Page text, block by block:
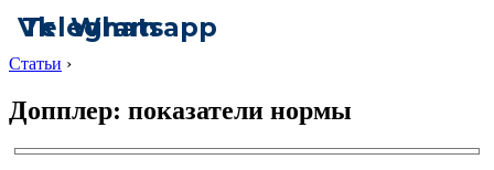
Vk
Telegram
Whatsapp
Статьи ›
Допплер: показатели нормы